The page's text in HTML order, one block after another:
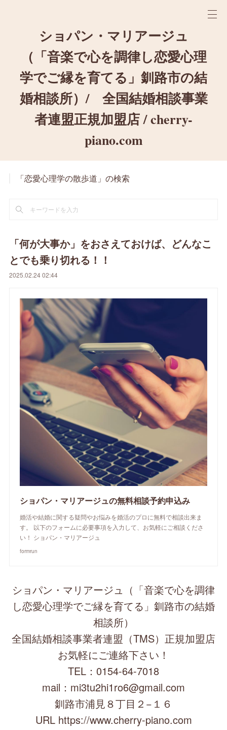
ショパン・マリアージュ
（「音楽で心を調律し恋愛心理
学でご縁を育てる」釧路市の結
婚相談所）/ 全国結婚相談事業
者連盟正規加盟店 / cherry-
piano.com
「恋愛心理学の散歩道」の検索
「何が大事か」をおさえておけば、どんなこ
とでも乗り切れる！！
2025.02.24 02:44
ショパン・マリアージュの無料相談予約申込み
婚活や結婚に関する疑問やお悩みを婚活のプロに無料で相談出来ま
す。 以下のフォームに必要事項を入力して、お気軽にご相談くださ
い！ ショパン・マリアージュ
formrun
ショパン・マリアージュ（「音楽で心を調律
し恋愛心理学でご縁を育てる」釧路市の結婚
相談所）
全国結婚相談事業者連盟（TMS）正規加盟店
お気軽にご連絡下さい！
TEL：0154-64-7018
mail：mi3tu2hi1ro6@gmail.com
釧路市浦見８丁目２−１６
URL https://www.cherry-piano.com